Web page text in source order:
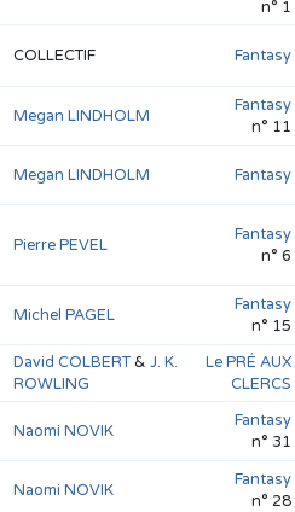
n° 1
COLLECTIF Fantasy
Megan LINDHOLM
Fantasy
n° 11
Megan LINDHOLM Fantasy
Pierre PEVEL
Fantasy
n° 6
Michel PAGEL
Fantasy
n° 15
David COLBERT& J. K.
ROWLING
Le PRÉ AUX
CLERCS
Naomi NOVIK
Fantasy
n° 31
Naomi NOVIK
Fantasy
n° 28